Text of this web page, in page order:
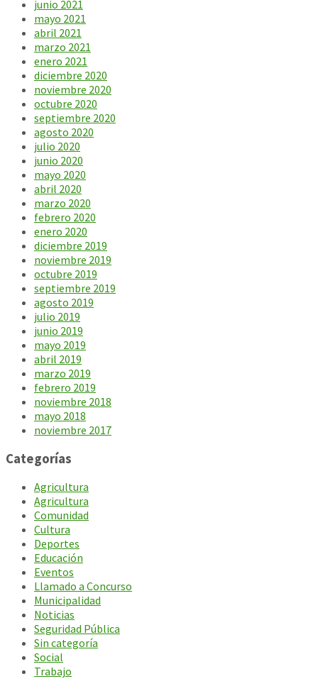
junio 2021
mayo 2021
abril 2021
marzo 2021
enero 2021
diciembre 2020
noviembre 2020
octubre 2020
septiembre 2020
agosto 2020
julio 2020
junio 2020
mayo 2020
abril 2020
marzo 2020
febrero 2020
enero 2020
diciembre 2019
noviembre 2019
octubre 2019
septiembre 2019
agosto 2019
julio 2019
junio 2019
mayo 2019
abril 2019
marzo 2019
febrero 2019
noviembre 2018
mayo 2018
noviembre 2017
Categorías
Agricultura
Agricultura
Comunidad
Cultura
Deportes
Educación
Eventos
Llamado a Concurso
Municipalidad
Noticias
Seguridad Pública
Sin categoría
Social
Trabajo